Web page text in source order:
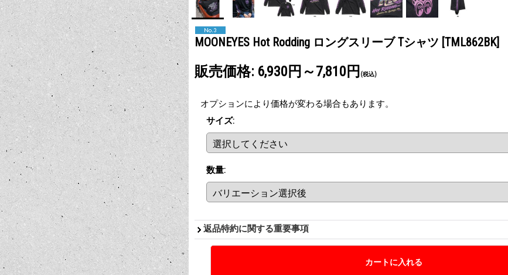
MOONEYES Hot Rodding ロングスリーブ Tシャツ [TML862BK]
販売価格: 6,930円～7,810円 (税込)
オプションにより価格が変わる場合もあります。
サイズ:
数量:
返品特約に関する重要事項